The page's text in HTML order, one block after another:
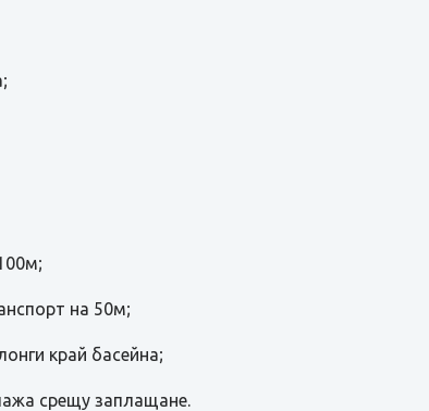
на 50м;
край басейна;
срещу заплащане.